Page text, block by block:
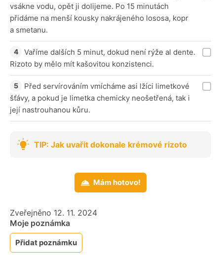
vsákne vodu, opět ji dolijeme. Po 15 minutách
přidáme na menší kousky nakrájeného lososa, kopr
a smetanu.
Vaříme dalších 5 minut, dokud není rýže al dente.
Rizoto by mělo mít kašovitou konzistenci.
Před servírováním vmícháme asi lžíci limetkové
šťávy, a pokud je limetka chemicky neošetřená, tak i
její nastrouhanou kůru.
TIP: Jak uvařit dokonale krémové rizoto
Mám hotovo!
Zveřejněno 12. 11. 2024
Moje poznámka
Přidat poznámku